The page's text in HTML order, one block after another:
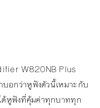
W820NB Plus
บอกว่าหูฟังตัวนี้เหมาะกับ
หูฟังที่คุ้มค่าทุกบาททุก